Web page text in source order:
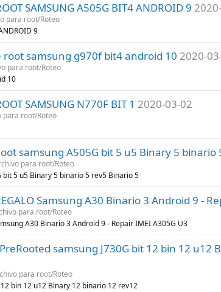
SAMSUNG A505G BIT4 ANDROID 9
para root/Roteo
9
root samsung g970f bit4 android 10 2020-
para root/Roteo
10
SAMSUNG N770F BIT 1 2020-03-02
para root/Roteo
samsung A505G bit 5 u5 Binary 5 binario
para root/Roteo
5 u5 Binary 5 binario 5 rev5 Binario 5
Samsung A30 Binario 3 Android 9 -
para root/Roteo
A30 Binario 3 Android 9 - Repair IMEI A305G U3
samsung J730G bit 12 bin 12 u12
para root/Roteo
bin 12 u12 Binary 12 binario 12 rev12